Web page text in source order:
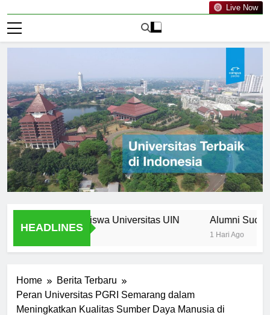
Live Now
HEADLINES
Bagi Mahasiswa Universitas UIN Alumni Success
1 Hari Ago
Home
Berita Terbaru
Peran Universitas PGRI Semarang dalam
Meningkatkan Kualitas Sumber Daya Manusia di